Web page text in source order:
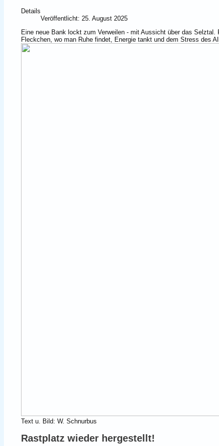
Details
Veröffentlicht: 25. August 2025
Eine neue Bank lockt zum Verweilen - mit Aussicht über das
Fleckchen, wo man Ruhe findet, Energie tankt und dem Stress des
Text u. Bild: W. Schnurbus
Rastplatz wieder hergestellt!